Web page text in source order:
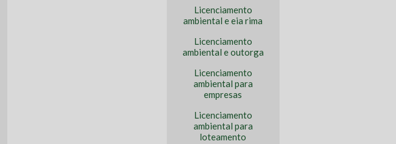
Licenciamento
ambiental e eia rima
Licenciamento
ambiental e outorga
Licenciamento
ambiental para
empresas
Licenciamento
ambiental para
loteamento